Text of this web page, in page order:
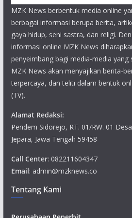
MZK News berbentuk media online
berbagai informasi berupa berita,
gaya hidup, seni sastra, dan religi.
informasi online MZK News
penyeimbang bagi media-media yang
MZK News akan menyajikan berita-
terpercaya, dan teliti dalam bentuk
(TV).
Alamat Redaksi:
Pendem Sidorejo, RT. 01/RW. 01
Jepara, Jawa Tengah 59458
Call Center: 082211604347
Email: admin@mzknews.co
Tentang Kami